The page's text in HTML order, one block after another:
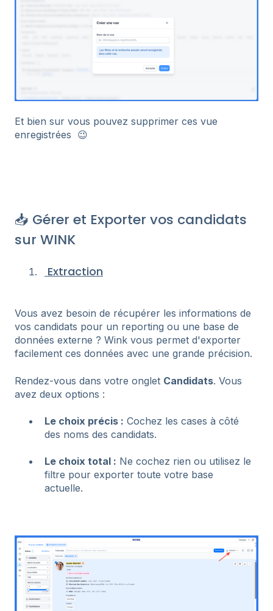
Et bien sur vous pouvez supprimer ces vue
enregistrées 😉
📥 Gérer et Exporter vos candidats
sur WINK
Extraction
Vous avez besoin de récupérer les informations de
vos candidats pour un reporting ou une base de
données externe ? Wink vous permet d'exporter
facilement ces données avec une grande précision.
Rendez-vous dans votre onglet Candidats. Vous
avez deux options :
Le choix précis : Cochez les cases à côté
des noms des candidats.
Le choix total : Ne cochez rien ou utilisez le
filtre pour exporter toute votre base
actuelle.